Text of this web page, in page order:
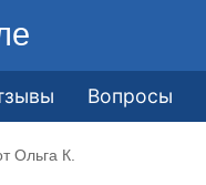
Вопросы
Ольга К.